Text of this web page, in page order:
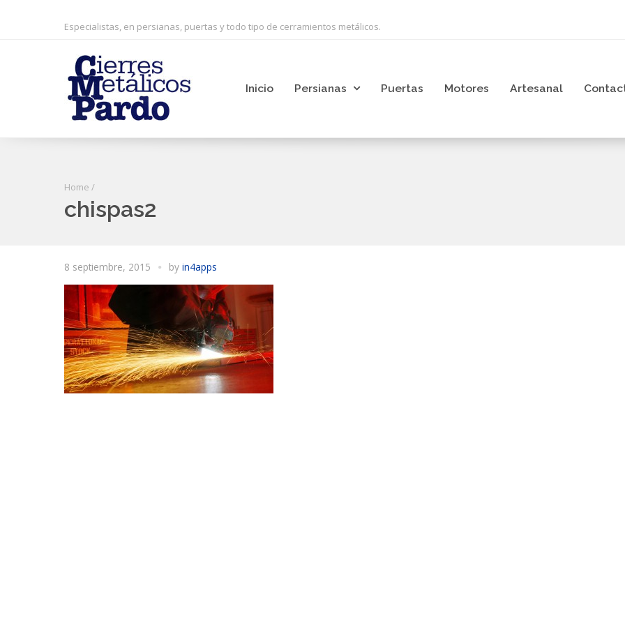
Especialistas, en persianas, puertas y todo tipo de cerramientos metálicos.
Inicio Persianas Puertas Motores Artesanal
Home /
chispas2
8 septiembre, 2015 by in4apps